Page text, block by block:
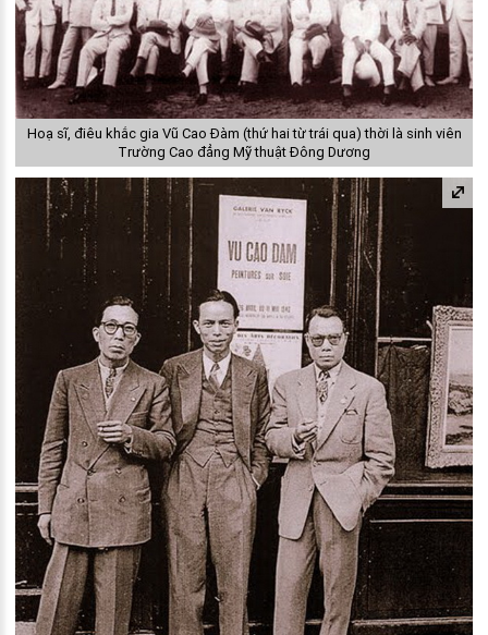
Hoạ sĩ, điêu khắc gia Vũ Cao Đàm (thứ hai từ trái qua) thời là sinh viên
Trường Cao đẳng Mỹ thuật Đông Dương